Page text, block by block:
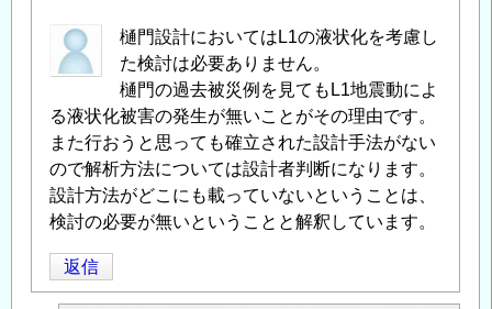
樋門設計においてはL1の液状化を考慮し
た検討は必要ありません。
樋門の過去被災例を見てもL1地震動によ
る液状化被害の発生が無いことがその理由です。
また行おうと思っても確立された設計手法がない
ので解析方法については設計者判断になります。
設計方法がどこにも載っていないということは、
検討の必要が無いということと解釈しています。
返信